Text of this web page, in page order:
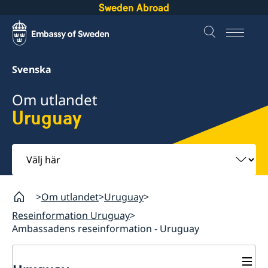
Sweden Abroad
Svenska
Om utlandet
Uruguay
Välj
här
Om utlandet Uruguay
Reseinformation Uruguay
Ambassadens reseinformation - Uruguay